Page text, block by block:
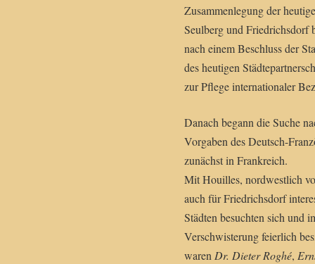
Zusammenlegung der
Seulberg und Friedrichsdorf
nach einem Beschluss der
des heutigen
zur Pflege internationaler
Danach begann die Suche
Vorgaben des Deutsch-
zunächst in Frankreich.
Mit Houilles, nordwestlich
auch für Friedrichsdorf
Städten besuchten sich und
Verschwisterung feierlich
warenDr. Dieter Roghé,